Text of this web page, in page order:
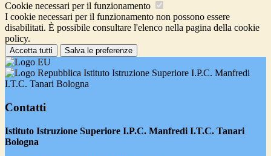
Cookie necessari per il funzionamento
I cookie necessari per il funzionamento non possono essere
disabilitati. È possibile consultare l'elenco nella pagina della cookie
policy.
Accetta tutti Salva le preferenze
Istituto Istruzione Superiore I.P.C. Manfredi
I.T.C. Tanari Bologna
Contatti
Istituto Istruzione Superiore I.P.C. Manfredi I.T.C. Tanari
Bologna